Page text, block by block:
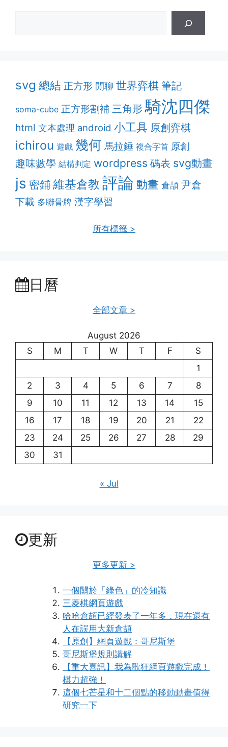
svg 總結 正方形 閒聊 世界弈棋 筆記
soma-cube 正方形割補 三角形 騎沈四傑
html 文本處理 android 小工具 原創弈棋
ichirou 遊戲 幾何 馬拉錘 複合字首 原創
趣味數學 結構判定 wordpress 碼表 svg動畫
js 密鋪維基倉教 評論 動畫 倉頡 尹倉
下載 多聯骨牌 漢字學習
所有標籤 >
日曆
全部文章 >
August 2026
S
M T W T F
S
1
2
3 4 5 6 7
8
9
10 11 12 13 14
15
16
17 18 19 20 21
22
23
24 25 26 27 28
29
30
31
« Jul
更新
更多更新 >
一個關於「綠色」的冷知識
三菱棋網頁遊戲
哈哈倉頡已經發表了一年多，現在還有
人在誤用大新倉頡
【原創】網頁遊戲：哥尼斯堡
哥尼斯堡規則講解
【重大喜訊】我為歌狂網頁遊戲完成！
棋力超強！
這個七芒星和十二個點的移動動畫值得
研究一下